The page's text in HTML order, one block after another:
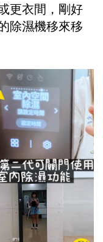
更衣間，剛好
除濕機移來移